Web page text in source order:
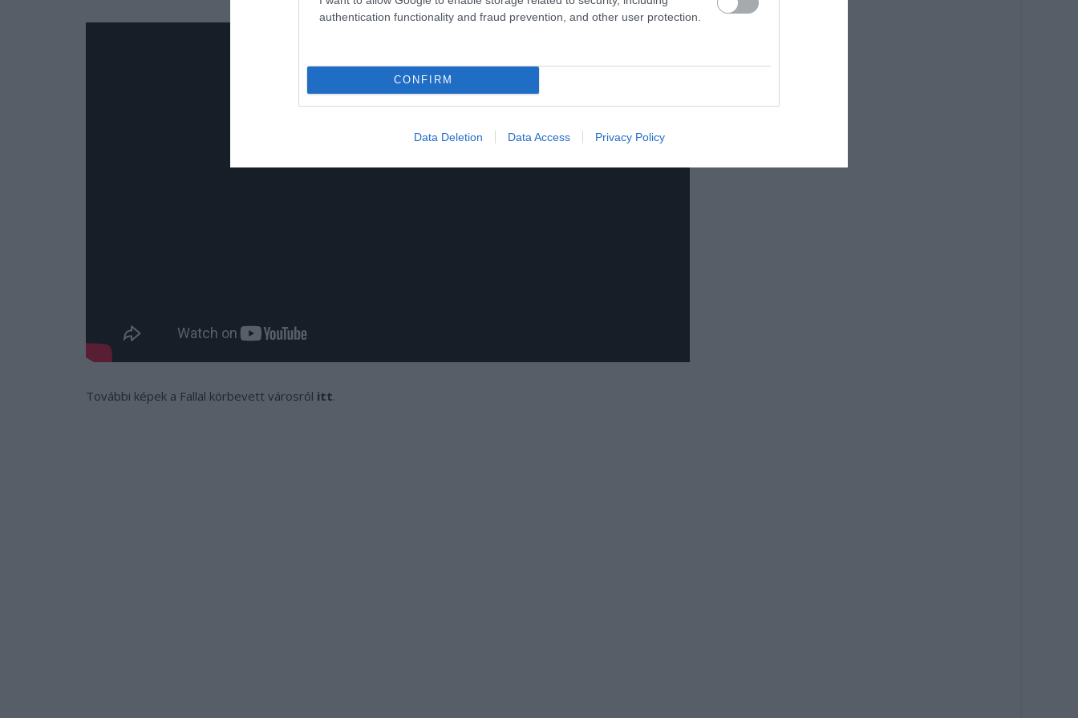
authentication functionality and fraud prevention, and other user protection.
CONFIRM
Data Deletion Data Access Privacy Policy
További képek a Fallal körbevett városról itt.